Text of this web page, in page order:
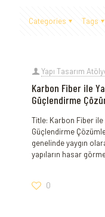
Categories Tags
Yapı Tasarım
Karbon Fiber ile
Güçlendirme
Title: ‌Karbon Fiber ile
Güçlendirme⁣
genelinde yaygın
yapıların hasar
0